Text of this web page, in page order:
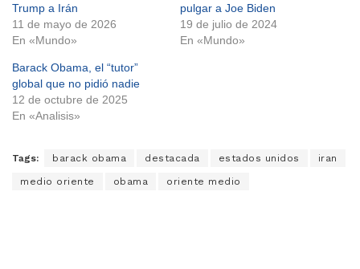
Trump a Irán
11 de mayo de 2026
En «Mundo»
pulgar a Joe Biden
19 de julio de 2024
En «Mundo»
Barack Obama, el “tutor”
global que no pidió nadie
12 de octubre de 2025
En «Analisis»
Tags: barack obama destacada estados unidos iran
medio oriente obama oriente medio